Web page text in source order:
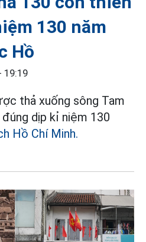
130 năm
Hồ
19:19
thả xuống sông Tam
dịp kỉ niệm 130
Hồ Chí Minh.